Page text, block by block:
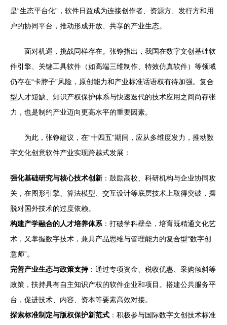
是“生态平台化”，软件日益成为连接创作者、资源方、发行方和用
户的协同平台，推动形成开放、共享的产业生态。
面对机遇，挑战同样存在。张铮指出，我国在数字文创基础软
件引擎、关键工具软件（如高端三维制作、特效仿真软件）等领域
仍存在“卡脖子”风险，原创能力和产业标准话语权有待加强。复合
型人才短缺、知识产权保护体系与快速迭代的技术应用之间尚存张
力，也是制约产业迈向更高水平的重要因素。
为此，张铮建议，在“十四五”期间，应从多维度发力，推动数
字文化创意软件产业实现跨越式发展：
强化基础研究与核心技术创新 ：鼓励高校、科研机构与企业协同攻
关，在图形引擎、算法模型、交互设计等底层技术上取得突破，摆
脱对国外技术的过度依赖。
构建产学融合的人才培养体系 ：打破学科壁垒，培育既精通文化艺
术，又掌握数字技术，兼具产品思维与管理能力的复合型“数字创
意师”。
完善产业生态与政策支持：通过专项资金、税收优惠、采购倾斜等
政策，扶持具有自主知识产权的软件企业和项目。搭建公共服务平
台，促进技术、内容、资本等要素高效对接。
探索标准制定与版权保护新范式 ：积极参与国际数字文创技术标准